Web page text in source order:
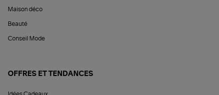
Maison déco
Beauté
Conseil Mode
OFFRES ET TENDANCES